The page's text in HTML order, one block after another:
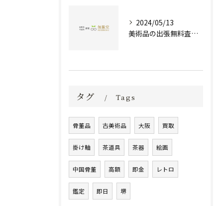
2024/05/13
美術品の出張無料査定 | 一万点以上の実績で信頼の骨董品買取専門店
タグ Tags
骨董品 古美術品 大阪 買取
掛け軸 茶道具 茶器 絵画
中国骨董 高額 即金 レトロ
鑑定 即日 堺